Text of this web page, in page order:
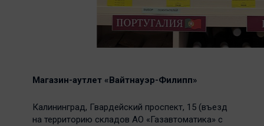
Магазин-аутлет «Вайтнауэр-Филипп»
Калининград, Гвардейский проспект, 15 (въезд
на территорию складов АО «Газавтоматика» с